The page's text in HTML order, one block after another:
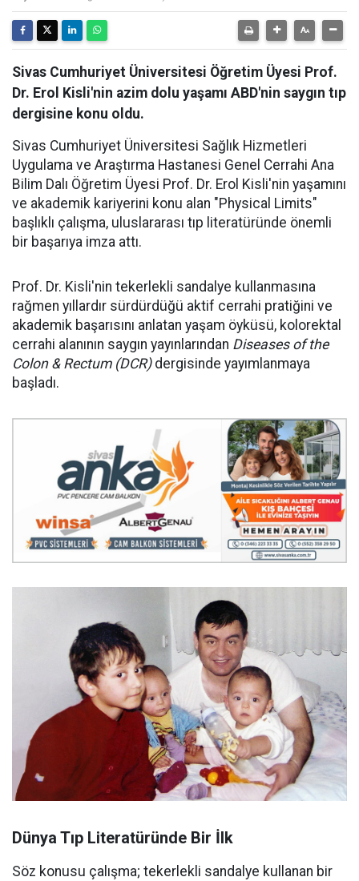
Sivas Cumhuriyet Üniversitesi Öğretim Üyesi Prof.
Dr. Erol Kisli'nin azim dolu yaşamı ABD'nin saygın tıp
dergisine konu oldu.
Sivas Cumhuriyet Üniversitesi Sağlık Hizmetleri
Uygulama ve Araştırma Hastanesi Genel Cerrahi Ana
Bilim Dalı Öğretim Üyesi Prof. Dr. Erol Kisli'nin yaşamını
ve akademik kariyerini konu alan "Physical Limits"
başlıklı çalışma, uluslararası tıp literatüründe önemli
bir başarıya imza attı.
Prof. Dr. Kisli'nin tekerlekli sandalye kullanmasına
rağmen yıllardır sürdürdüğü aktif cerrahi pratiğini ve
akademik başarısını anlatan yaşam öyküsü, kolorektal
cerrahi alanının saygın yayınlarından Diseases of the
Colon & Rectum (DCR)dergisinde yayımlanmaya
başladı.
Dünya Tıp Literatüründe Bir İlk
Söz konusu çalışma; tekerlekli sandalye kullanan bir